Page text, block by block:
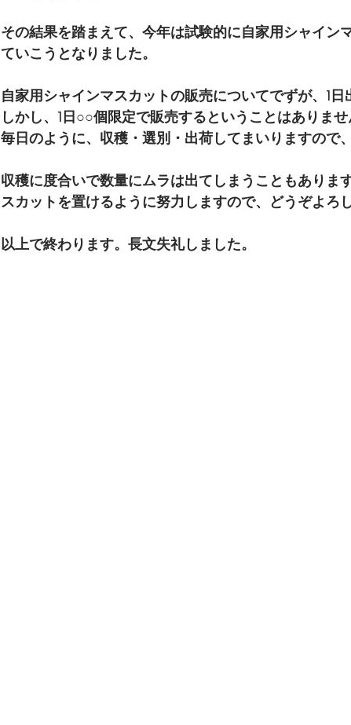
その結果を踏まえて、今年は試験的に自家用シャイン
ていこうとなりました。
自家用シャインマスカットの販売についてでずが、1日
しかし、1日○○個限定で販売するということはありませ
毎日のように、収穫・選別・出荷してまいりますので
収穫に度合いで数量にムラは出てしまうこともありま
スカットを置けるように努力しますので、どうぞよろ
以上で終わります。長文失礼しました。